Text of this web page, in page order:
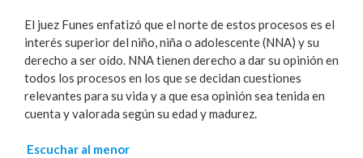
El juez Funes enfatizó que el norte de estos procesos es el
interés superior del niño, niña o adolescente (NNA) y su
derecho a ser oído. NNA tienen derecho a dar su opinión en
todos los procesos en los que se decidan cuestiones
relevantes para su vida y a que esa opinión sea tenida en
cuenta y valorada según su edad y madurez.
Escuchar al menor